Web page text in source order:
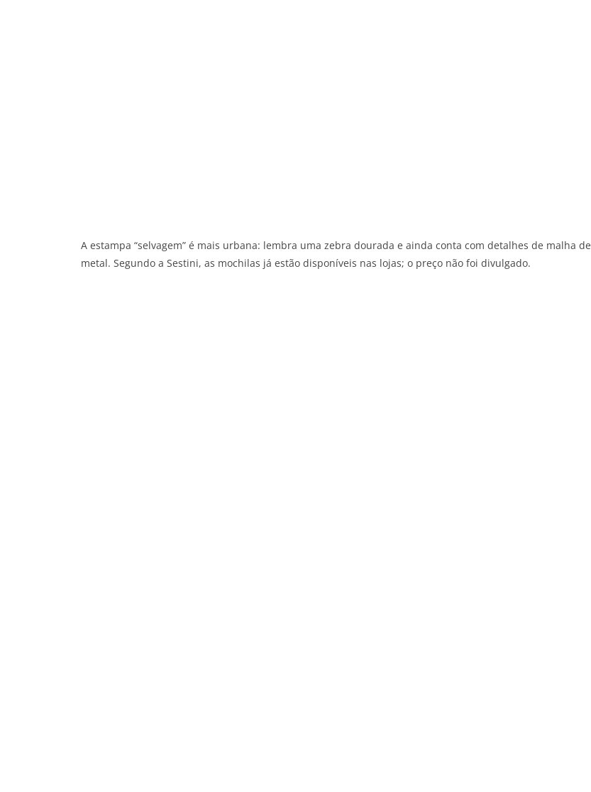
A estampa “selvagem” é mais urbana: lembra uma zebra dourada e ainda conta com detalhes de malha de
metal. Segundo a Sestini, as mochilas já estão disponíveis nas lojas; o preço não foi divulgado.